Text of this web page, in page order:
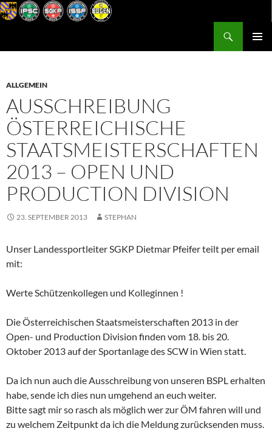
Zum
Inhalt
ALLGEMEIN
AUSSCHREIBUNG
ÖSTERREICHISCHE
STAATSMEISTERSCHAFTEN
2013 – OPEN UND
PRODUCTION DIVISION
23. SEPTEMBER 2013 STEPHAN
Unser Landessportleiter SGKP Dietmar Pfeifer teilt per email
mit:
Werte Schützenkollegen und Kolleginnen !
Die Österreichischen Staatsmeisterschaften 2013 in der
Open- und Production Division finden vom 18. bis 20.
Oktober 2013 auf der Sportanlage des SCW in Wien statt.
Da ich nun auch die Ausschreibung von unseren BSPL erhalten
habe, sende ich dies nun umgehend an euch weiter.
Bitte sagt mir so rasch als möglich wer zur ÖM fahren will und
zu welchem Zeitpunkt da ich die Meldung zurücksenden muss.